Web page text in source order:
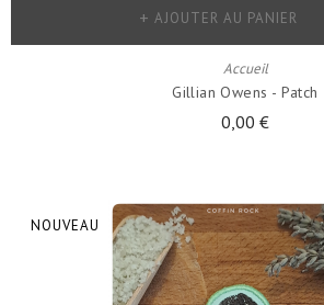
Accueil
Gillian Owens - Patch
0,00 €
AJOUTER AU PANIER
NOUVEAU